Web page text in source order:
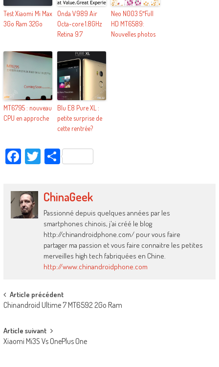
Test Xiaomi Mi Max
3Go Ram 32Go
Onda V989 Air
Octa-core 1.8GHz
Retina 9.7
Neo N003 5″Full
HD MT6589:
Nouvelles photos
MT6795 : nouveau
CPU en approche
Blu E8 Pure XL :
petite surprise de
cette rentrée?
Facebook
Twitter
Partager
ChinaGeek
Passionné depuis quelques années par les
smartphones chinois, j'ai créé le blog
http://chinandroidphone.com/ pour vous faire
partager ma passion et vous faire connaitre les petites
merveilles high tech fabriquées en Chine.
http://www.chinandroidphone.com
Post
navigation
Article précédent
Chinandroid Ultime 7 MT6592 2Go Ram
Article suivant
Xiaomi Mi3S Vs OnePlus One